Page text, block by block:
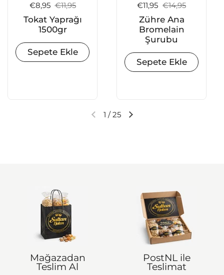
Satış fiyatı:
€8,95 Normal fiyat:
€11,95
Tokat Yaprağı
1500gr
Sepete Ekle
Satış fiyatı:
€11,95 Normal fiyat:
€14,95
Zühre Ana
Bromelain
Şurubu
Sepete Ekle
Önceki slaytSonraki slayt
1 /25
Mağazadan
Teslim Al
PostNL ile
Teslimat